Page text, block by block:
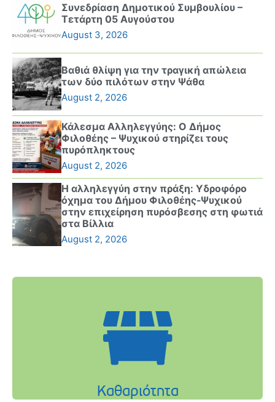
Συνεδρίαση Δημοτικού Συμβουλίου –
Τετάρτη 05 Αυγούστου
August 3, 2026
Βαθιά θλίψη για την τραγική απώλεια
των δύο πιλότων στην Ψάθα
August 2, 2026
Κάλεσμα Αλληλεγγύης: Ο Δήμος
Φιλοθέης – Ψυχικού στηρίζει τους
πυρόπληκτους
August 2, 2026
Η αλληλεγγύη στην πράξη: Υδροφόρο
όχημα του Δήμου Φιλοθέης-Ψυχικού
στην επιχείρηση πυρόσβεσης στη φωτιά
στα Βίλλια
August 2, 2026